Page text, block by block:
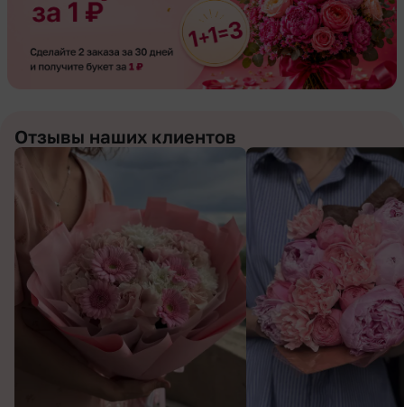
Отзывы наших клиентов